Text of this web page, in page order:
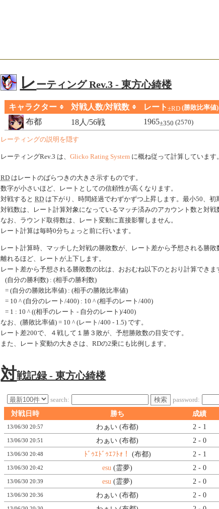
レーティング Rev.3 - 東方心綺楼
キャラクター 対戦人数/対戦数 レート±RD (勝敗比率値)
布都 18人/56戦 1965±350 (2570)
レーティングの説明を隠す
レーティングRev.3 は、Glicko Rating System に概ね従って計算しています
RD はレートのばらつきの大きさ示すものです。
数字が小さいほど、レートとしての信頼性が高くなります。
対戦するとRD は下がり、時間経過でわずかずつ上昇します。最小50、初
対戦数は、レート計算対象になっているマッチ済みのアカウント数と対戦
なお、ラウンド取得数は、レート変動に直接影響しません。
レート計算は毎時0分ちょっと前に行います。
レート計算時、マッチした対戦の勝敗数が、レート差から予想される勝敗
離れるほど、レートが上下します。
レート差から予想される勝敗数の比は、おおむね以下のとおり計算できま
(自分の勝利数) : (相手の勝利数)
= (自分の勝敗比率値) : (相手の勝敗比率値)
= 10 ^ (自分のレート/400) : 10 ^ (相手のレート/400)
= 1 : 10 ^ ((相手のレート - 自分のレート)/400)
なお、(勝敗比率値) = 10 ^ (レート/400 - 1.5) です。
レート差200で、４戦して１勝３敗が、予想勝敗数の目安です。
また、レート変動の大きさは、RDの2乗にも比例します。
対戦記録 - 東方心綺楼
search: 検索 password:
対戦日時
勝ち 成績
13/06/30 20:57 わぁい (布都) 2 - 1
13/06/30 20:51 わぁい (布都) 2 - 0
13/06/30 20:48 ﾄﾞｩｴﾄﾞｩｴﾌﾄｫ！ (布都) 2 - 1
13/06/30 20:42 esu (霊夢) 2 - 0
13/06/30 20:39 esu (霊夢) 2 - 0
13/06/30 20:36 わぁい (布都) 2 - 0